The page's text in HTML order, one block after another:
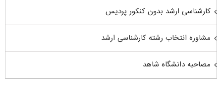
کارشناسی ارشد بدون کنکور پردیس
مشاوره انتخاب رشته کارشناسی ارشد
مصاحبه دانشگاه شاهد